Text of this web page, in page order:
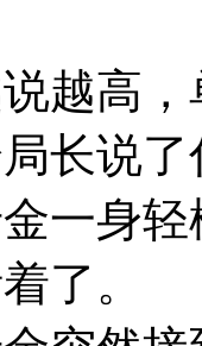
高，
长说
身轻
了。